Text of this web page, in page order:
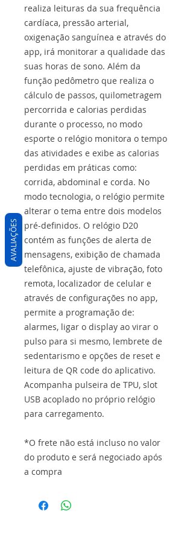
realiza leituras da sua frequência
cardíaca, pressão arterial,
oxigenação sanguínea e através do
app, irá monitorar a qualidade das
suas horas de sono. Além da
função pedômetro que realiza o
cálculo de passos, quilometragem
percorrida e calorias perdidas
durante o processo, no modo
esporte o relógio monitora o tempo
das atividades e exibe as calorias
perdidas em práticas como:
corrida, abdominal e corda. No
modo tecnologia, o relógio permite
alterar o tema entre dois modelos
pré-definidos. O relógio D20
contém as funções de alerta de
mensagens, exibição de chamada
telefônica, ajuste de vibração, foto
remota, localizador de celular e
através de configurações no app,
permite a programação de:
alarmes, ligar o display ao virar o
pulso para si mesmo, lembrete de
sedentarismo e opções de reset e
leitura de QR code do aplicativo.
Acompanha pulseira de TPU, slot
USB acoplado no próprio relógio
para carregamento.
*O frete não está incluso no valor
do produto e será negociado após
a compra
AVALIAÇÕES